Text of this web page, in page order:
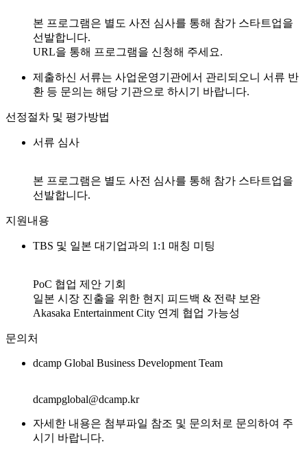
본 프로그램은 별도 사전 심사를 통해 참가 스타트업을
선발합니다.
URL을 통해 프로그램을 신청해 주세요.
제출하신 서류는 사업운영기관에서 관리되오니 서류 반
환 등 문의는 해당 기관으로 하시기 바랍니다.
선정절차 및 평가방법
서류 심사
본 프로그램은 별도 사전 심사를 통해 참가 스타트업을
선발합니다.
지원내용
TBS 및 일본 대기업과의 1:1 매칭 미팅
PoC 협업 제안 기회
일본 시장 진출을 위한 현지 피드백 & 전략 보완
Akasaka Entertainment City 연계 협업 가능성
문의처
dcamp Global Business Development Team
dcampglobal@dcamp.kr
자세한 내용은 첨부파일 참조 및 문의처로 문의하여 주
시기 바랍니다.